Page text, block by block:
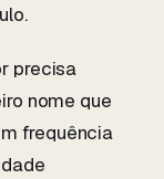
precisa
nome que
frequência